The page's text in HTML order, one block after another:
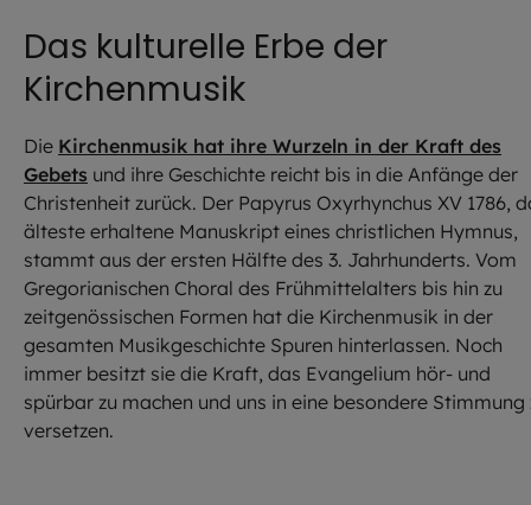
Das kulturelle Erbe der
Kirchenmusik
Die Kirchenmusik hat ihre Wurzeln in der Kraft des
Gebets und ihre Geschichte reicht bis in die Anfänge der
Christenheit zurück. Der Papyrus Oxyrhynchus XV 1786,
älteste erhaltene Manuskript eines christlichen Hymnus,
stammt aus der ersten Hälfte des 3. Jahrhunderts. Vom
Gregorianischen Choral des Frühmittelalters bis hin zu
zeitgenössischen Formen hat die Kirchenmusik in der
gesamten Musikgeschichte Spuren hinterlassen. Noch
immer besitzt sie die Kraft, das Evangelium hör- und
spürbar zu machen und uns in eine besondere Stimmung
versetzen.